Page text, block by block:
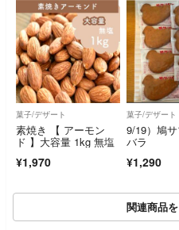
菓子/デザート
素焼き 【 アーモン
ド 】大容量 1kg 無塩
¥1,970
菓子/デザート
9/19）鳩
バラ
¥1,290
関連商品